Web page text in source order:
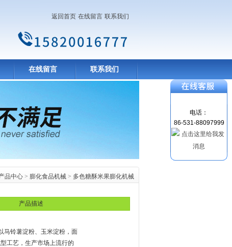
返回首页 在线留言 联系我们
在线留言 联系我们
品中心 > 膨化食品机械 > 多色糖酥米果膨化机械
产品描述
马铃薯淀粉、玉米淀粉，面
工艺，生产市场上流行的
电话：
86-531-88097999